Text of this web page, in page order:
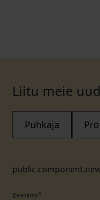
Liitu meie
Puhkaja
Eesnimi *